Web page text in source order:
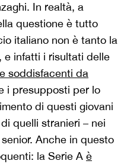
In realtà, a
questione è tutto
italiano non è tanto la
infatti i risultati delle
soddisfacenti da
i presupposti per lo
di questi giovani
quelli stranieri – nei
Anche in questo
la Serie A è